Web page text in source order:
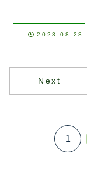
2023.08.28
Next
1